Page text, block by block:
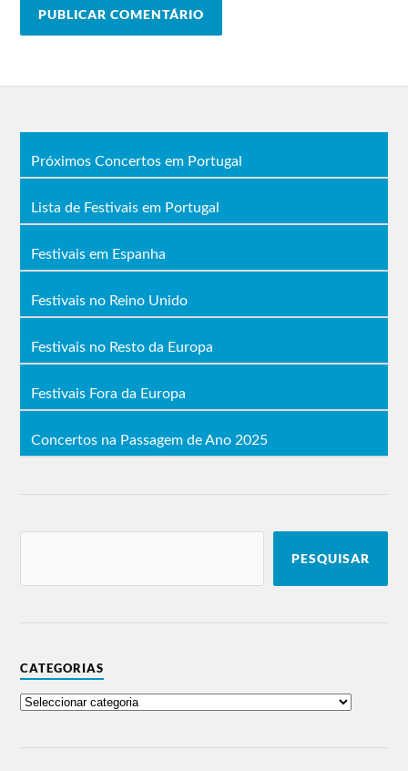
Próximos Concertos em Portugal
Lista de Festivais em Portugal
Festivais em Espanha
Festivais no Reino Unido
Festivais no Resto da Europa
Festivais Fora da Europa
Concertos na Passagem de Ano 2025
PESQUISAR
CATEGORIAS